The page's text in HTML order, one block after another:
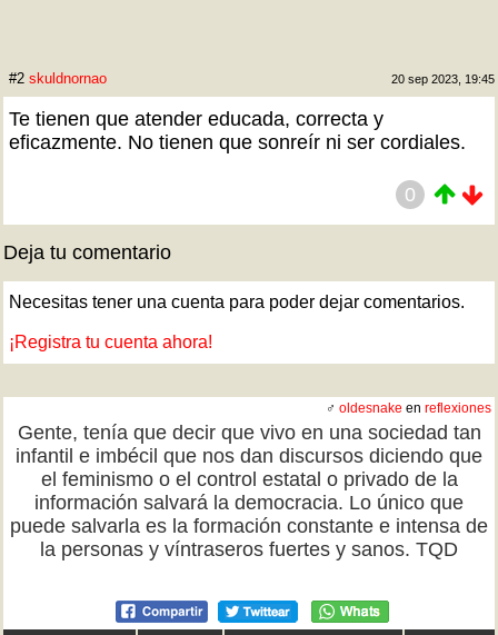
#2 skuldnornao 20 sep 2023, 19:45
Te tienen que atender educada, correcta y
eficazmente. No tienen que sonreír ni ser cordiales.
0
Deja tu comentario
Necesitas tener una cuenta para poder dejar comentarios.
¡Registra tu cuenta ahora!
♂ oldesnake en reflexiones
Gente, tenía que decir que vivo en una sociedad tan
infantil e imbécil que nos dan discursos diciendo que
el feminismo o el control estatal o privado de la
información salvará la democracia. Lo único que
puede salvarla es la formación constante e intensa de
la personas y víntraseros fuertes y sanos. TQD